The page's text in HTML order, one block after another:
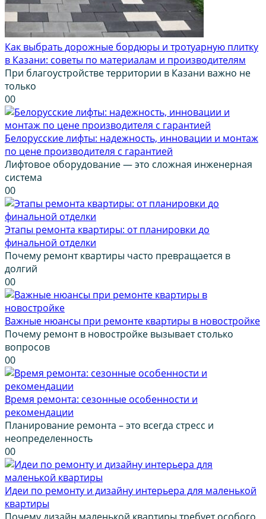
Как выбрать дорожные бордюры и тротуарную плитку
в Казани: советы по материалам и производителям
При благоустройстве территории в Казани важно не
только
00
Белорусские лифты: надежность, инновации и монтаж
по цене производителя с гарантией
Лифтовое оборудование — это сложная инженерная
система
00
Этапы ремонта квартиры: от планировки до
финальной отделки
Почему ремонт квартиры часто превращается в
долгий
00
Важные нюансы при ремонте квартиры в новостройке
Почему ремонт в новостройке вызывает столько
вопросов
00
Время ремонта: сезонные особенности и
рекомендации
Планирование ремонта – это всегда стресс и
неопределенность
00
Идеи по ремонту и дизайну интерьера для маленькой
квартиры